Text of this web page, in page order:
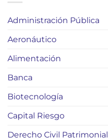
Administración Pública
Aeronáutico
Alimentación
Banca
Biotecnología
Capital Riesgo
Derecho Civil Patrimonial